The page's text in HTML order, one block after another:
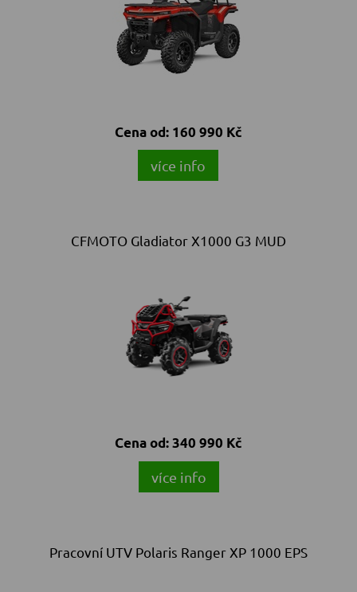
Cena od: 160 990 Kč
více info
CFMOTO Gladiator X1000 G3 MUD
Cena od:340 990 Kč
více info
Pracovní UTV Polaris Ranger XP 1000 EPS